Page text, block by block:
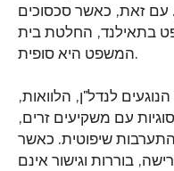
עם זאת, כאשר סכסוכים
בתאילנד, החלטת בית
המשפט היא סופית.
לנדל"ן, הלוואות,
עם משקיעים זרים,
שיפוטית. כאשר
בוררות וגישור אינם